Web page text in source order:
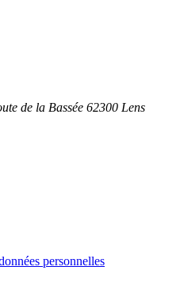
de la Bassée 62300 Lens
personnelles